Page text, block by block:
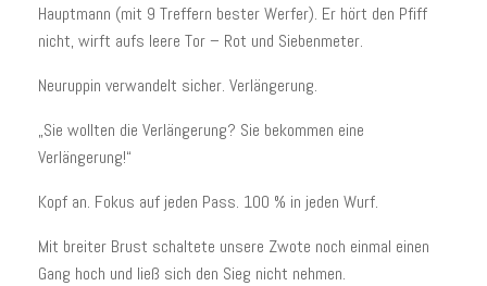
Hauptmann (mit 9 Treffern bester Werfer). Er hört den Pfiff
nicht, wirft aufs leere Tor – Rot und Siebenmeter.
Neuruppin verwandelt sicher. Verlängerung.
„Sie wollten die Verlängerung? Sie bekommen eine
Verlängerung!“
Kopf an. Fokus auf jeden Pass. 100 % in jeden Wurf.
Mit breiter Brust schaltete unsere Zwote noch einmal einen
Gang hoch und ließ sich den Sieg nicht nehmen.